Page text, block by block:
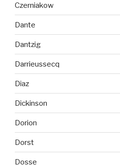
Czerniakow
Dante
Dantzig
Darrieussecq
Diaz
Dickinson
Dorion
Dorst
Dosse